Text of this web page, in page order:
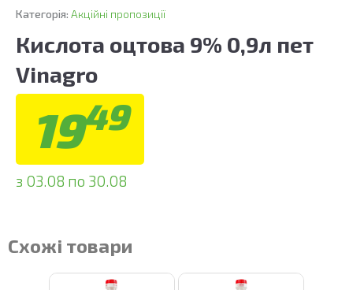
Категорія: Акційні пропозиції
Кислота оцтова 9% 0,9л пет
Vinagro
1949
з 03.08 по 30.08
Схожі товари